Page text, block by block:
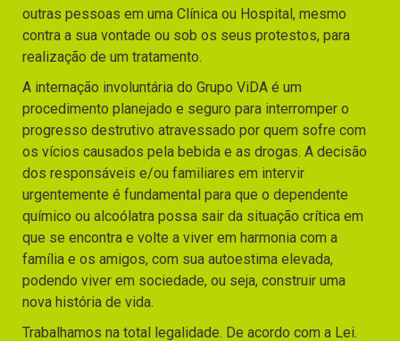
outras pessoas em uma Clínica ou Hospital, mesmo
contra a sua vontade ou sob os seus protestos, para
realização de um tratamento.
A internação involuntária do Grupo ViDA é um
procedimento planejado e seguro para interromper o
progresso destrutivo atravessado por quem sofre com
os vícios causados pela bebida e as drogas. A decisão
dos responsáveis e/ou familiares em intervir
urgentemente é fundamental para que o dependente
químico ou alcoólatra possa sair da situação crítica em
que se encontra e volte a viver em harmonia com a
família e os amigos, com sua autoestima elevada,
podendo viver em sociedade, ou seja, construir uma
nova história de vida.
Trabalhamos na total legalidade. De acordo com a Lei.